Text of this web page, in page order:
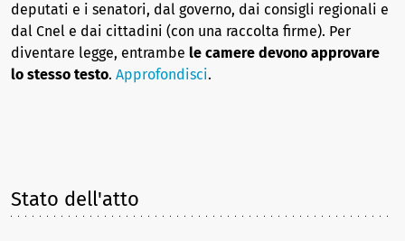
deputati e i senatori, dal governo, dai consigli regionali e
dal Cnel e dai cittadini (con una raccolta firme). Per
diventare legge, entrambe le camere devono approvare
lo stesso testo. Approfondisci.
Stato dell'atto